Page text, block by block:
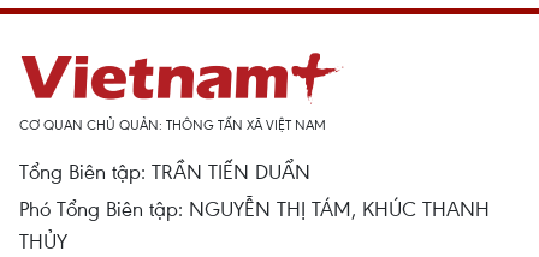
CƠ QUAN CHỦ QUẢN: THÔNG TẤN XÃ VIỆT NAM
Tổng Biên tập: TRẦN TIẾN DUẨN
Phó Tổng Biên tập: NGUYỄN THỊ TÁM, KHÚC THANH
THỦY